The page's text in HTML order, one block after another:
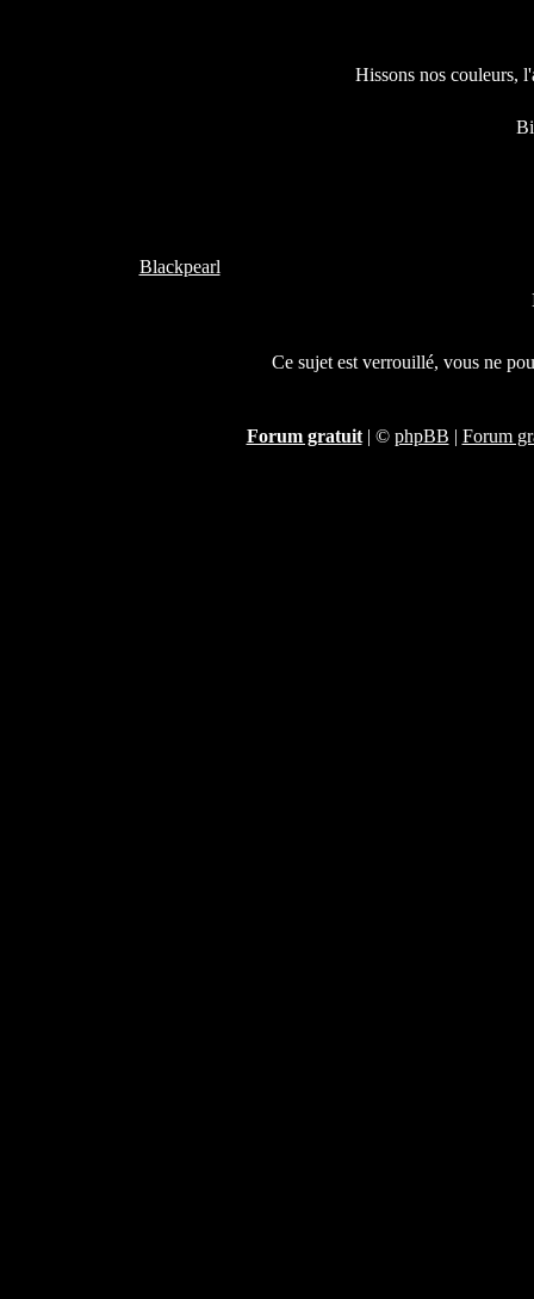
Hissons nos couleurs,
Blackpearl
Ce sujet est verrouillé, vous ne
Forum gratuit| © phpBB | Forum